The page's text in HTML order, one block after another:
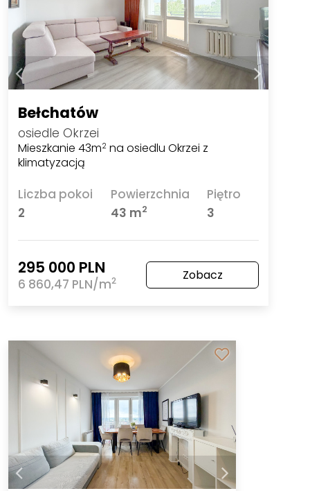
Bełchatów
osiedle Okrzei
Mieszkanie 43m2 na osiedlu Okrzei z
klimatyzacją
Liczba pokoi
2
Powierzchnia
43 m2
Piętro
3
295 000 PLN
6 860,47 PLN/m2 Zobacz